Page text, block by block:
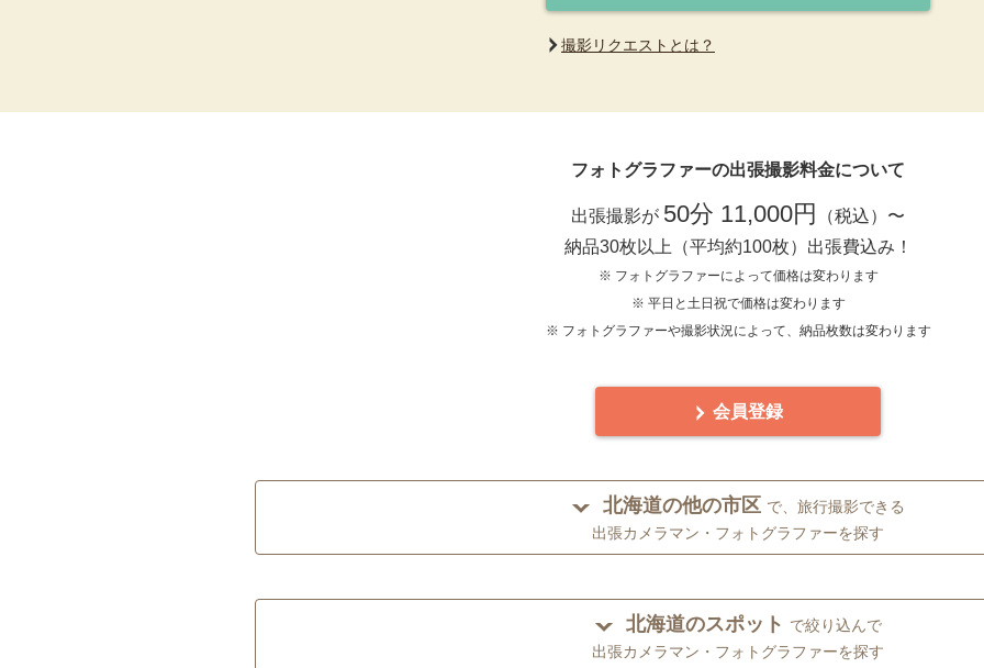
撮影リクエストとは？
フォトグラファーの出張撮影料金について
出張撮影が 50分 11,000円
（税込）〜
納品30枚以上（平均約100枚）出張費込み！
※ フォトグラファーによって価格は変わります
※ 平日と土日祝で価格は変わります
※ フォトグラファーや撮影状況によって、納品枚数は変わります
会員登録
北海道の他の市区 で、旅行撮影できる
出張カメラマン・フォトグラファーを探す
北海道のスポット で絞り込んで
出張カメラマン・フォトグラファーを探す